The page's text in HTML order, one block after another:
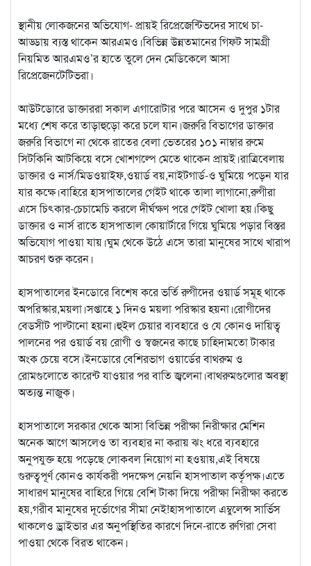
স্থানীয় লোকজনের অভিযোগ- প্রায়ই রিপ্রেজেন্টিভদের সাথে চা-
আড্ডায় ব্যস্ত থাকেন আরএমও।বিভিন্ন উন্নতমানের গিফট সামগ্রী
নিয়মিত আরএমও’র হাতে তুলে দেন মেডিকেলে আসা
রিপ্রেজেনটেটিভরা।
আউটডোরে ডাক্তাররা সকাল এগারোটার পরে আসেন ও দুপুর ১টার
মধ্যে শেষ করে তাড়াহুড়ো করে চলে যান।জরুরি বিভাগের ডাক্তার
জরুরি বিভাগে না থেকে রাতের বেলা ভেতরের ১০১ নাম্বার রুমে
সিটকিনি আটকিয়ে বসে খোশগল্পে মেতে থাকেন প্রায়ই।রাত্রিবেলায়
ডাক্তার ও নার্স/মিডওয়াইফ,ওয়ার্ড বয়,নাইটগার্ড-ও ঘুমিয়ে পড়েন যার
যার কক্ষে।বাহিরে হাসপাতালের গেইট থাকে তালা লাগানো,রুগীরা
এসে চিৎকার-চেচামেচি করলে দীর্ঘক্ষণ পরে গেইট খোলা হয়।কিছু
ডাক্তার ও নার্স রাতে হাসপাতাল কোয়ার্টারে গিয়ে ঘুমিয়ে পড়ার বিস্তর
অভিযোগ পাওয়া যায়।ঘুম থেকে উঠে এসে তারা মানুষের সাথে খারাপ
আচরণ শুরু করেন।
হাসপাতালের ইনডোরে বিশেষ করে ভর্তি রুগীদের ওয়ার্ড সমূহ থাকে
অপরিস্কার,ময়লা।সপ্তাহে ১ দিনও ময়লা পরিস্কার হয়না।রোগীদের
বেডসীট পাল্টানো হয়না।হুইল চেয়ার ব্যবহারে ও যে কোনও দায়িত্ব
পালনের পর ওয়ার্ড বয় রোগী ও স্বজনের কাছে চাহিদামতো টাকার
অংক চেয়ে বসে।ইনডোরে বেশিরভাগ ওয়ার্ডের বাথরুম ও
রোমগুলোতে কারেন্ট যাওয়ার পর বাতি জ্বলেনা।বাথরুমগুলোর অবস্থা
অত্যন্ত নাজুক।
হাসপাতালে সরকার থেকে আসা বিভিন্ন পরীক্ষা নিরীক্ষার মেশিন
অনেক আগে আসলেও তা ব্যবহার না করায় ঝং ধরে ব্যবহারে
অনুপযুক্ত হয়ে পড়েছে লোকবল নিয়োগ না হওয়ায়,এই বিষয়ে
গুরুত্বপূর্ণ কোনও কার্যকরী পদক্ষেপ নেয়নি হাসপাতাল কর্তৃপক্ষ।এতে
সাধারণ মানুষের বাহিরে গিয়ে বেশি টাকা দিয়ে পরীক্ষা নিরীক্ষা করতে
হয়,গরীব মানুষের দূর্ভোগের সীমা নেই!হাসপাতালে এম্বুলেন্স সার্ভিস
থাকলেও ড্রাইভার এর অনুপস্থিতির কারণে দিনে-রাতে রুগিরা সেবা
পাওয়া থেকে বিরত থাকেন।